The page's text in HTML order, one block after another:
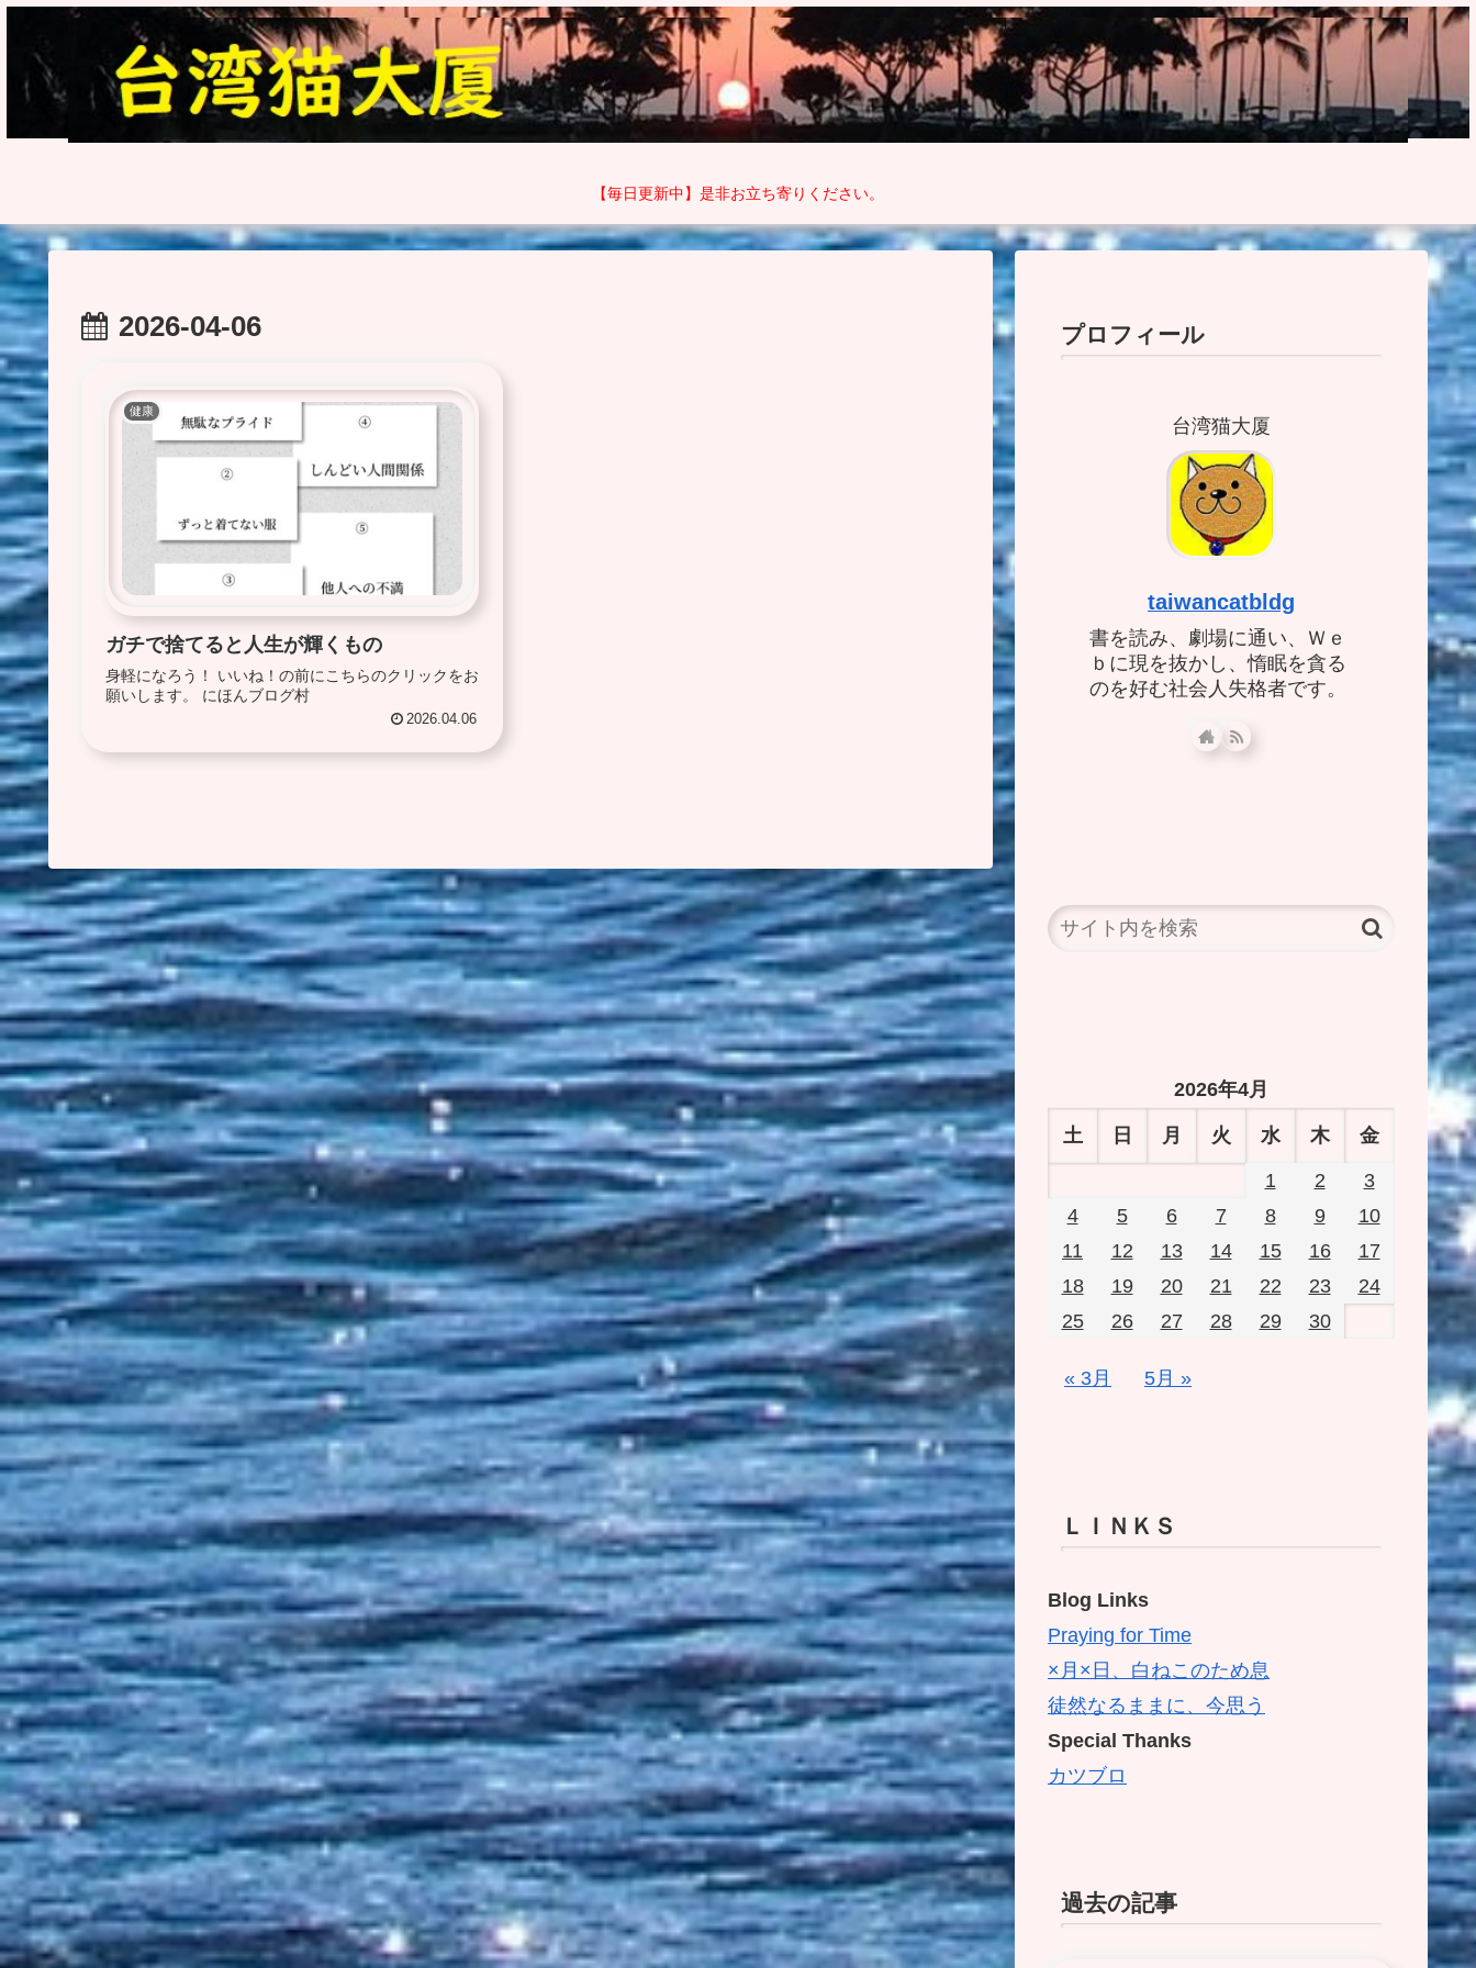
【毎日更新中】是非お立ち寄りください。
2026-04-06
健康
ガチで捨てると人生が輝くもの
身軽になろう！ いいね！の前にこちらのクリックをお
願いします。 にほんブログ村
2026.04.06
プロフィール
台湾猫大厦
taiwancatbldg
書を読み、劇場に通い、Ｗｅ
ｂに現を抜かし、惰眠を貪る
のを好む社会人失格者です。
2026年4月
土 日 月 火 水 木 金
1 2
3
4
5 6 7 8 9
10
11
12 13 14 15 16
17
18
19 20 21 22 23
24
25
26 27 28 29 30
« 3月 5月 »
ＬＩＮＫＳ
Blog Links
Praying for Time
×月×日、白ねこのため息
徒然なるままに、今思う
Special Thanks
カツブロ
過去の記事